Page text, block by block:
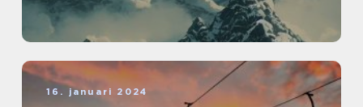
16. januari 2024